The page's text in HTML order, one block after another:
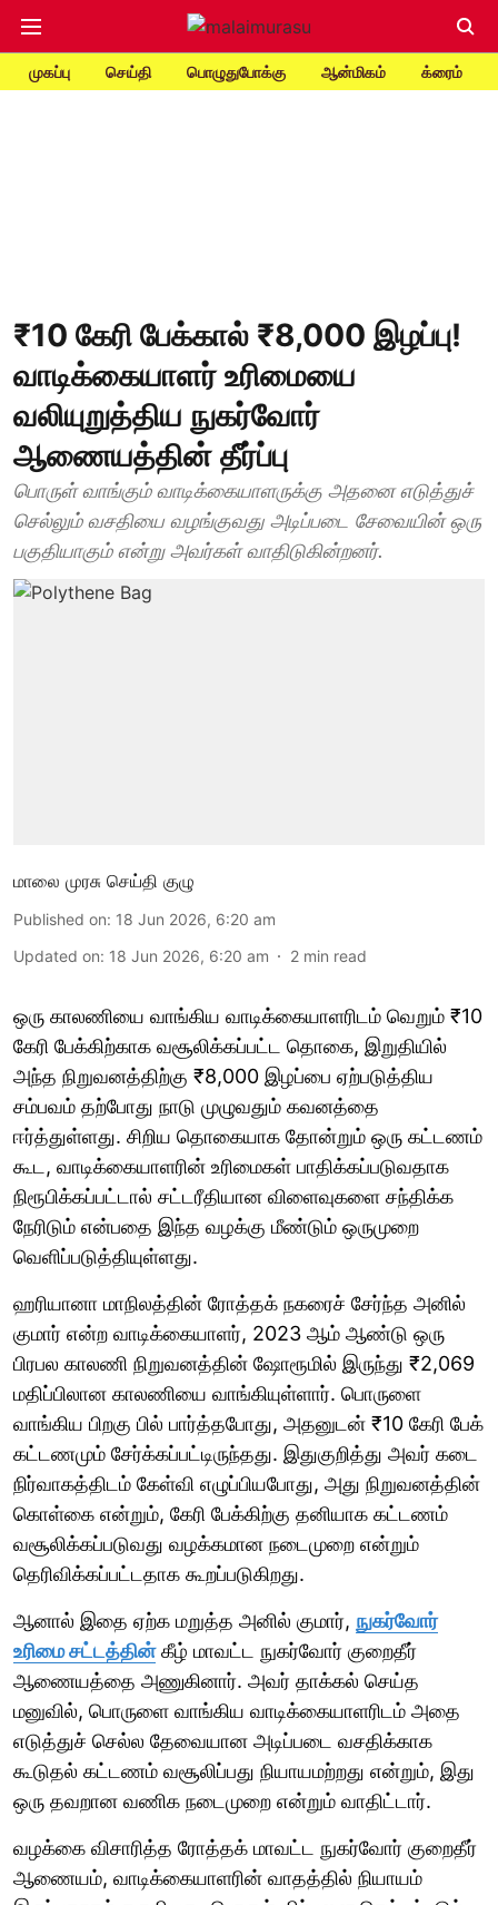
முகப்பு செய்தி பொழுதுபோக்கு ஆன்மிகம் க்ரைம்
₹10 கேரி பேக்கால் ₹8,000 இழப்பு!
வாடிக்கையாளர் உரிமையை
வலியுறுத்திய நுகர்வோர்
ஆணையத்தின் தீர்ப்பு
பொருள் வாங்கும் வாடிக்கையாளருக்கு அதனை எடுத்துச்
செல்லும் வசதியை வழங்குவது அடிப்படை சேவையின் ஒரு
பகுதியாகும் என்று அவர்கள் வாதிடுகின்றனர்.
மாலை முரசு செய்தி குழு
Published on: 18 Jun 2026, 6:20 am
Updated on: 18 Jun 2026, 6:20 am 2 min read
ஒரு காலணியை வாங்கிய வாடிக்கையாளரிடம் வெறும் ₹10
கேரி பேக்கிற்காக வசூலிக்கப்பட்ட தொகை, இறுதியில்
அந்த நிறுவனத்திற்கு ₹8,000 இழப்பை ஏற்படுத்திய
சம்பவம் தற்போது நாடு முழுவதும் கவனத்தை
ஈர்த்துள்ளது. சிறிய தொகையாக தோன்றும் ஒரு கட்டணம்
கூட, வாடிக்கையாளரின் உரிமைகள் பாதிக்கப்படுவதாக
நிரூபிக்கப்பட்டால் சட்டரீதியான விளைவுகளை சந்திக்க
நேரிடும் என்பதை இந்த வழக்கு மீண்டும் ஒருமுறை
வெளிப்படுத்தியுள்ளது.
ஹரியானா மாநிலத்தின் ரோத்தக் நகரைச் சேர்ந்த அனில்
குமார் என்ற வாடிக்கையாளர், 2023 ஆம் ஆண்டு ஒரு
பிரபல காலணி நிறுவனத்தின் ஷோரூமில் இருந்து ₹2,069
மதிப்பிலான காலணியை வாங்கியுள்ளார். பொருளை
வாங்கிய பிறகு பில் பார்த்தபோது, அதனுடன் ₹10 கேரி பேக்
கட்டணமும் சேர்க்கப்பட்டிருந்தது. இதுகுறித்து அவர் கடை
நிர்வாகத்திடம் கேள்வி எழுப்பியபோது, அது நிறுவனத்தின்
கொள்கை என்றும், கேரி பேக்கிற்கு தனியாக கட்டணம்
வசூலிக்கப்படுவது வழக்கமான நடைமுறை என்றும்
தெரிவிக்கப்பட்டதாக கூறப்படுகிறது.
ஆனால் இதை ஏற்க மறுத்த அனில் குமார், நுகர்வோர்
உரிமை சட்டத்தின்கீழ் மாவட்ட நுகர்வோர் குறைதீர்
ஆணையத்தை அணுகினார். அவர் தாக்கல் செய்த
மனுவில், பொருளை வாங்கிய வாடிக்கையாளரிடம் அதை
எடுத்துச் செல்ல தேவையான அடிப்படை வசதிக்காக
கூடுதல் கட்டணம் வசூலிப்பது நியாயமற்றது என்றும், இது
ஒரு தவறான வணிக நடைமுறை என்றும் வாதிட்டார்.
வழக்கை விசாரித்த ரோத்தக் மாவட்ட நுகர்வோர் குறைதீர்
ஆணையம், வாடிக்கையாளரின் வாதத்தில் நியாயம்